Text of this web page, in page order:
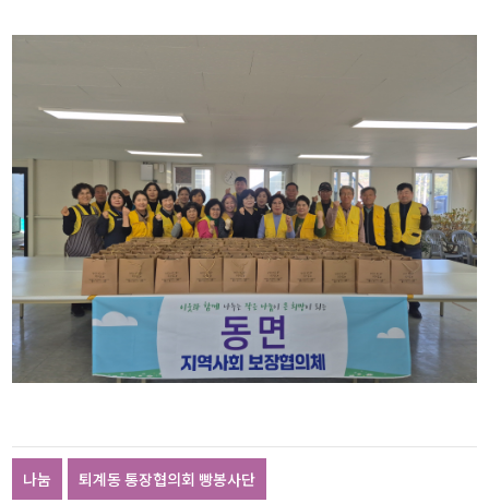
나눔 퇴계동 통장협의회 빵봉사단